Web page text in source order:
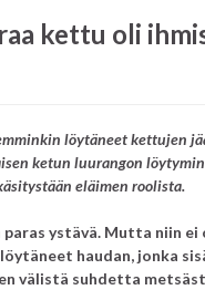
kettu oli
löytäneet kettujen
ketun luurangon
eläimen roolista.
paras ystävä. Mutta niin ei
haudan, jonka
välistä suhdetta